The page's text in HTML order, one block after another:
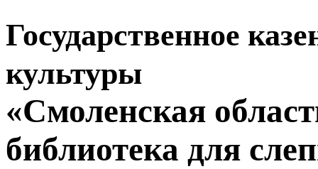
Государственное
культуры
«Смоленская
библиотека для